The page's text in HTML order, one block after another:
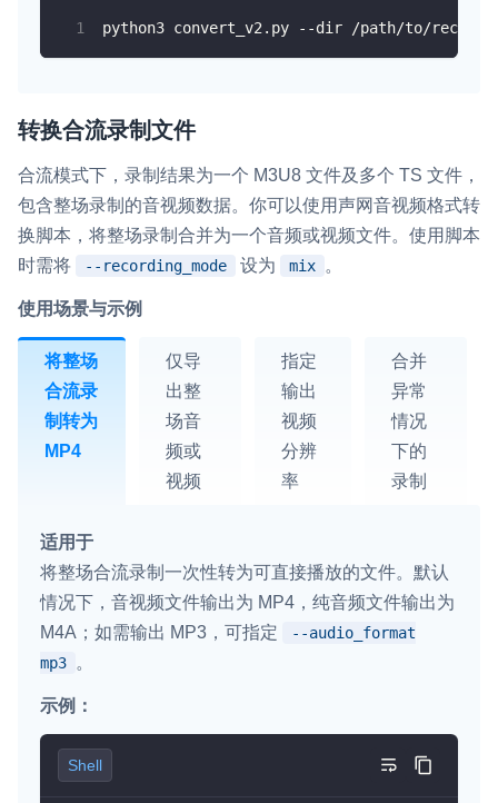
python3 convert_v2.py --dir /path/to/
转换合流录制文件
合流模式下，录制结果为一个 M3U8 文件及多个 TS 文件，
包含整场录制的音视频数据。你可以使用声网音视频格式转
换脚本，将整场录制合并为一个音频或视频文件。使用脚本
时需将
--recording_mode 设为 mix 。
使用场景与示例
将整场
合流录
制转为
MP4
仅导
出整
场音
频或
视频
指定
输出
视频
分辨
率
合并
异常
情况
下的
录制
适用于
将整场合流录制一次性转为可直接播放的文件。默认
情况下，音视频文件输出为 MP4，纯音频文件输出为
M4A；如需输出 MP3，可指定
--audio_format
mp3
。
示例：
Shell